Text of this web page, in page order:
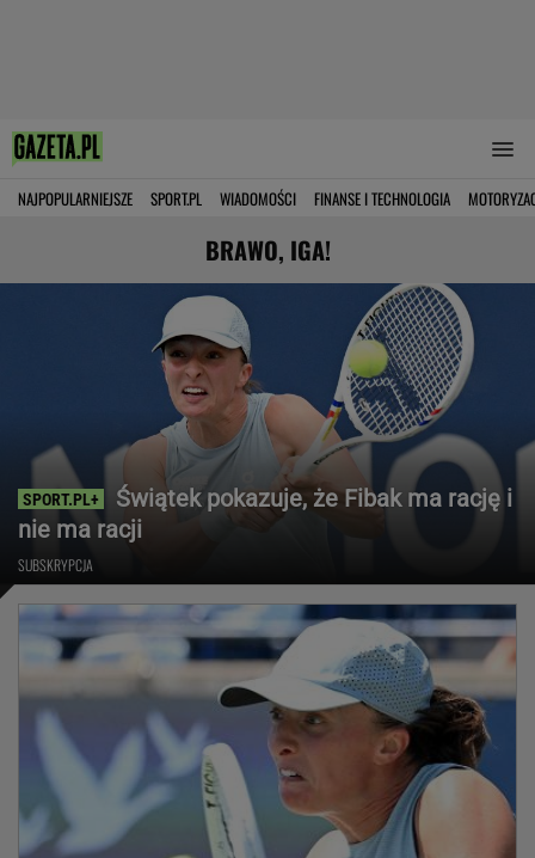
NAJPOPULARNIEJSZE SPORT.PL WIADOMOŚCI FINANSE I TECHNOLOGIA
BRAWO, IGA!
Świątek pokazuje, że Fibak ma rację i
nie ma racji
SUBSKRYPCJA